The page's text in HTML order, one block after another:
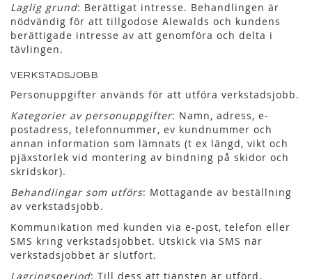
Laglig grund: Berättigat intresse. Behandlingen är
nödvändig för att tillgodose Alewalds och kundens
berättigade intresse av att genomföra och delta i
tävlingen.
VERKSTADSJOBB
Personuppgifter används för att utföra verkstadsjobb.
Kategorier av personuppgifter: Namn, adress, e-
postadress, telefonnummer, ev kundnummer och
annan information som lämnats (t ex längd, vikt och
pjäxstorlek vid montering av bindning på skidor och
skridskor).
Behandlingar som utförs: Mottagande av beställning
av verkstadsjobb.
Kommunikation med kunden via e-post, telefon eller
SMS kring verkstadsjobbet. Utskick via SMS när
verkstadsjobbet är slutfört.
Lagringsperiod: Till dess att tjänsten är utförd.